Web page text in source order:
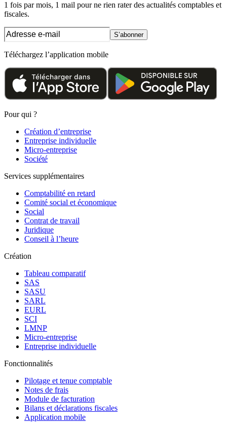
1 fois par mois, 1 mail pour ne rien rater des actualités comptables et
fiscales.
S’abonner
Téléchargez l’application mobile
Pour qui ?
Création d’entreprise
Entreprise individuelle
Micro-entreprise
Société
Services supplémentaires
Comptabilité en retard
Comité social et économique
Social
Contrat de travail
Juridique
Conseil à l’heure
Création
Tableau comparatif
SAS
SASU
SARL
EURL
SCI
LMNP
Micro-entreprise
Entreprise individuelle
Fonctionnalités
Pilotage et tenue comptable
Notes de frais
Module de facturation
Bilans et déclarations fiscales
Application mobile